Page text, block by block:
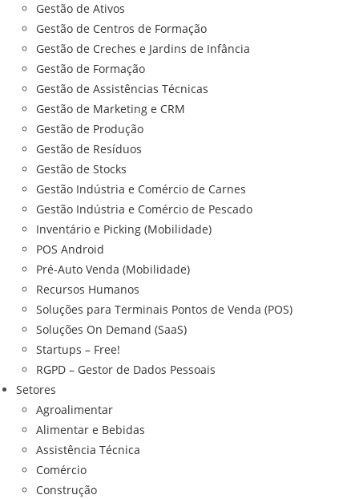
Gestão de Ativos
Gestão de Centros de Formação
Gestão de Creches e Jardins de Infância
Gestão de Formação
Gestão de Assistências Técnicas
Gestão de Marketing e CRM
Gestão de Produção
Gestão de Resíduos
Gestão de Stocks
Gestão Indústria e Comércio de Carnes
Gestão Indústria e Comércio de Pescado
Inventário e Picking (Mobilidade)
POS Android
Pré-Auto Venda (Mobilidade)
Recursos Humanos
Soluções para Terminais Pontos de Venda (POS)
Soluções On Demand (SaaS)
Startups – Free!
RGPD – Gestor de Dados Pessoais
Setores
Agroalimentar
Alimentar e Bebidas
Assistência Técnica
Comércio
Construção